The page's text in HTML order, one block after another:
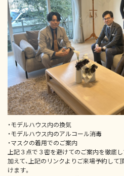
・モデルハウス内の換気
・モデルハウス内のアルコール消毒
・マスクの着用でのご案内
上記３点で３密を避けてのご案内を徹底し
加えて、上記のリンクよりご来場予約して
けます。